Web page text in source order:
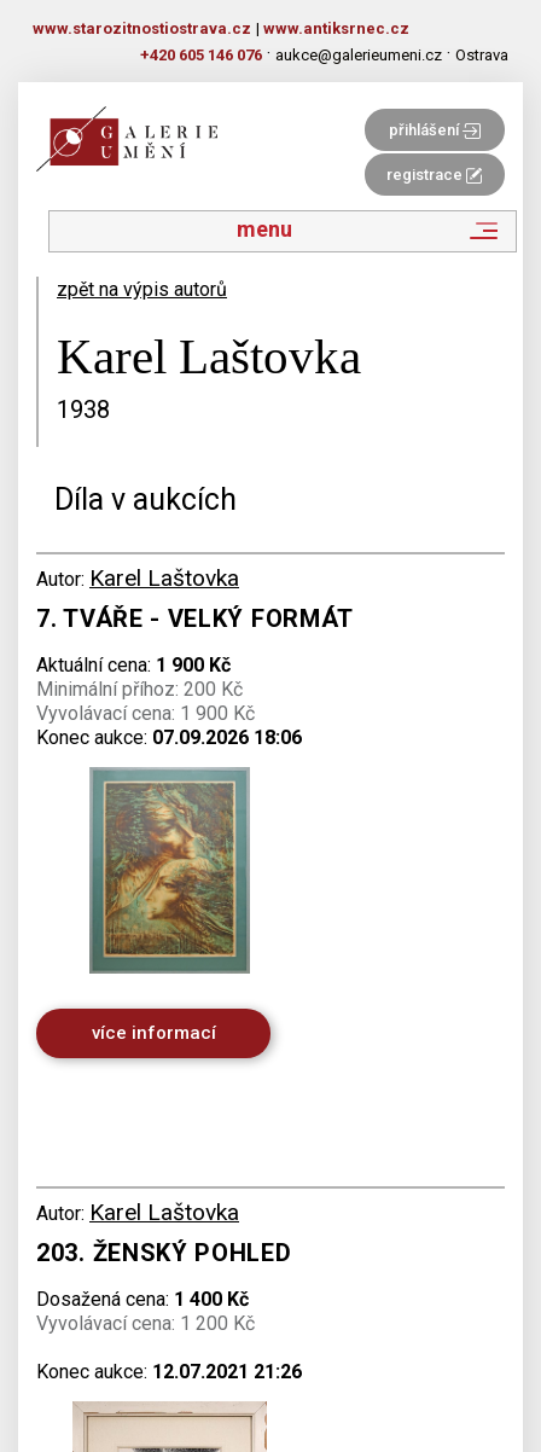
www.starozitnostiostrava.cz | www.antiksrnec.cz
+420 605 146 076 · aukce@galerieumeni.cz · Ostrava
přihlášení
registrace
menu
zpět na výpis autorů
Karel Laštovka
1938
Díla v aukcích
Autor: Karel Laštovka
7. TVÁŘE - VELKÝ FORMÁT
Aktuální cena: 1 900 Kč
Minimální příhoz: 200 Kč
Vyvolávací cena: 1 900 Kč
Konec aukce: 07.09.2026 18:06
více informací
Autor: Karel Laštovka
203. ŽENSKÝ POHLED
Dosažená cena: 1 400 Kč
Vyvolávací cena: 1 200 Kč
Konec aukce: 12.07.2021 21:26